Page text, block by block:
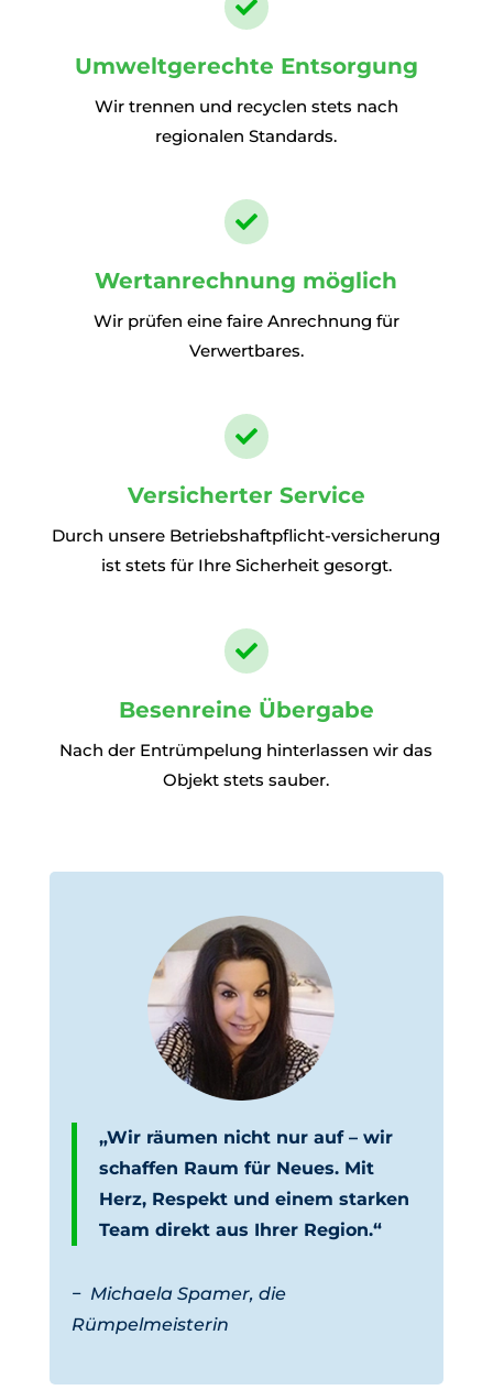

Umweltgerechte Entsorgung
Wir trennen und recyclen stets nach
regionalen Standards.

Wertanrechnung möglich
Wir prüfen eine faire Anrechnung für
Verwertbares.

Versicherter Service
Durch unsere Betriebshaftpflicht-versicherung
ist stets für Ihre Sicherheit gesorgt.

Besenreine Übergabe
Nach der Entrümpelung hinterlassen wir das
Objekt stets sauber.
„Wir räumen nicht nur auf – wir
schaffen Raum für Neues. Mit
Herz, Respekt und einem starken
Team direkt aus Ihrer Region.“
− Michaela Spamer, die
Rümpelmeisterin